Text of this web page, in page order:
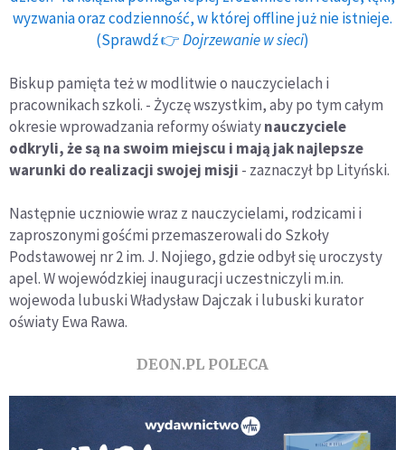
wyzwania oraz codzienność, w której offline już nie istnieje.
(Sprawdź 👉Dojrzewanie w sieci)
Biskup pamięta też w modlitwie o nauczycielach i
pracownikach szkoli. - Życzę wszystkim, aby po tym całym
okresie wprowadzania reformy oświatynauczyciele
odkryli, że są na swoim miejscu i mają jak najlepsze
warunki do realizacji swojej misji - zaznaczył bp Lityński.
Następnie uczniowie wraz z nauczycielami, rodzicami i
zaproszonymi gośćmi przemaszerowali do Szkoły
Podstawowej nr 2 im. J. Nojiego, gdzie odbył się uroczysty
apel. W wojewódzkiej inauguracji uczestniczyli m.in.
wojewoda lubuski Władysław Dajczak i lubuski kurator
oświaty Ewa Rawa.
DEON.PL POLECA